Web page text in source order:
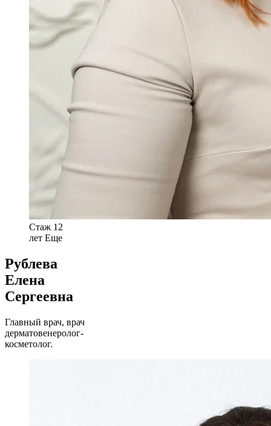
Стаж 12
лет Еще
Рублева
Елена
Сергеевна
Главный врач, врач
дерматовенеролог-
косметолог.